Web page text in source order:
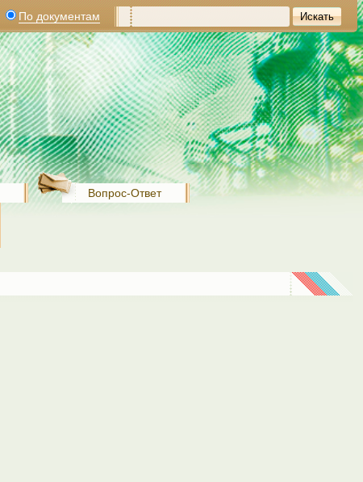
По документам
Вопрос-Ответ